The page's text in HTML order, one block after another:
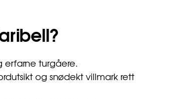
erfarne turgåere.
og snødekt villmark rett